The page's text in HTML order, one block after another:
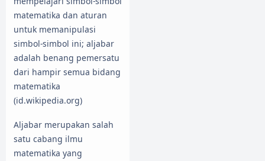
matematika dan aturan
untuk memanipulasi
simbol-simbol ini; aljabar
adalah benang pemersatu
dari hampir semua bidang
matematika
(id.wikipedia.org)
Aljabar merupakan salah
satu cabang ilmu
matematika yang